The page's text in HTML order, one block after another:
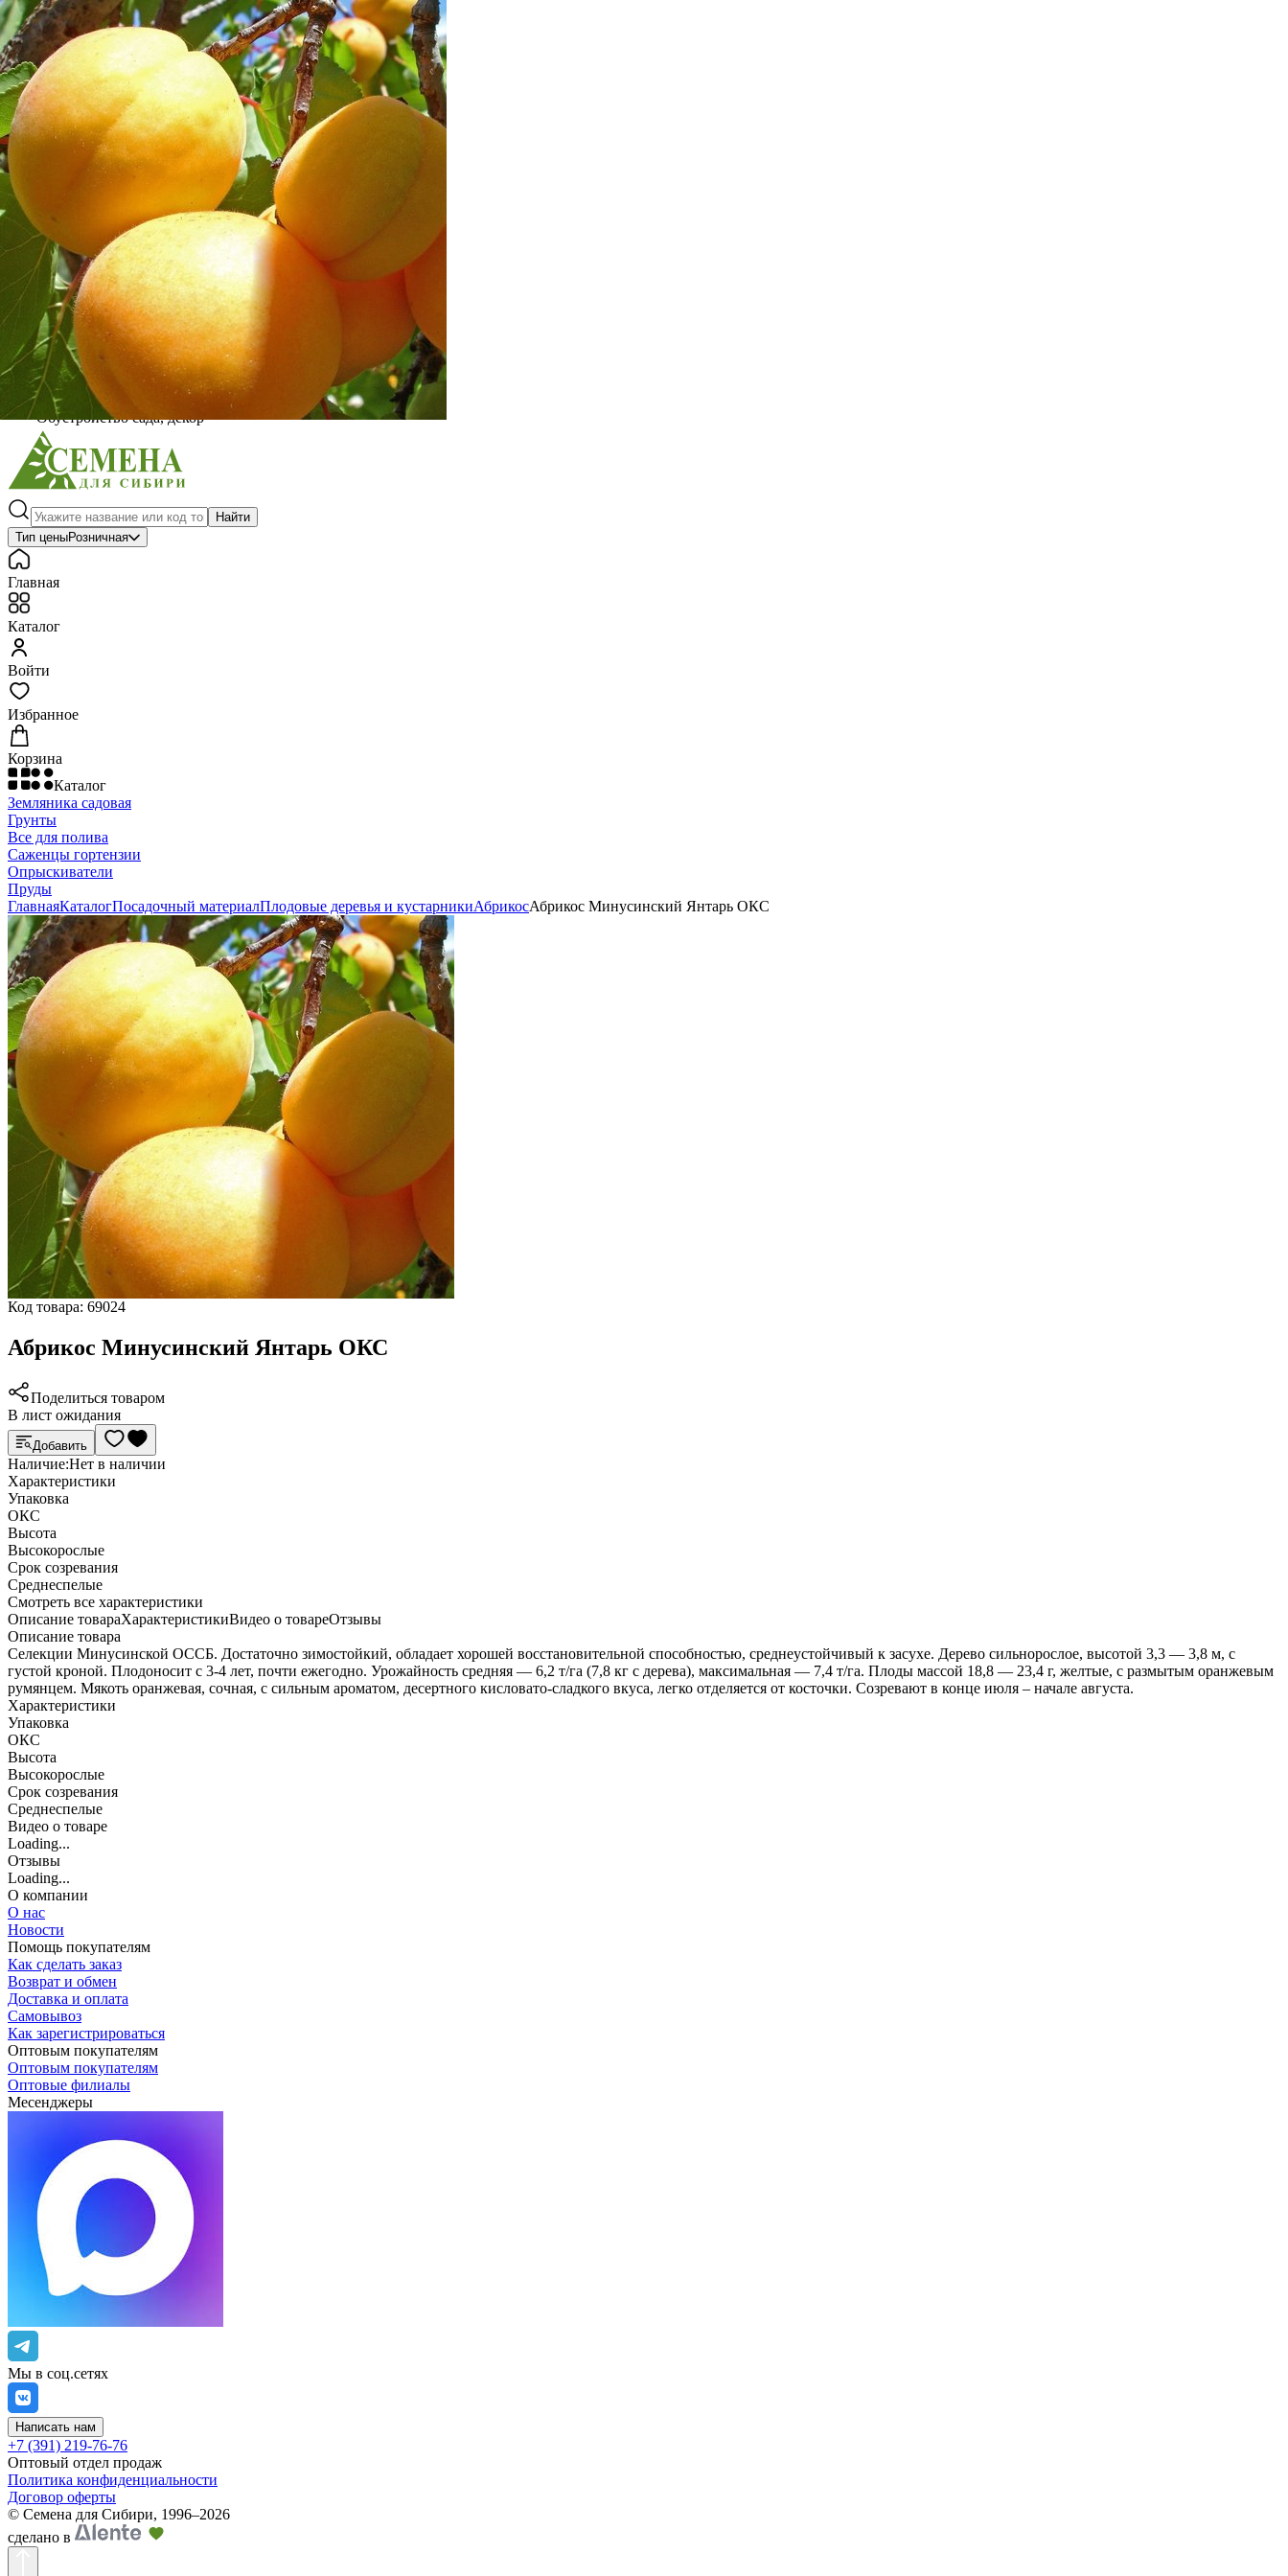
Выберите город
Обратный звонок Заказать обратный звонок
Каталог
Газонные травы, сидераты
Горшки, рассадники, аксессуары
Посадочный материал
Садовый инструмент, инвентарь
Консервирование
Средства защиты, удобрения, добавки, химия
Обустройство сада, декор
Найти
Тип ценыРозничная
Главная
Каталог
Войти
Избранное
Корзина
Каталог
Земляника садовая
Грунты
Все для полива
Саженцы гортензии
Опрыскиватели
Пруды
ГлавнаяКаталогПосадочный материалПлодовые деревья и кустарникиАбрикосАбрикос Минусинский Янтарь ОКС
Код товара: 69024
Абрикос Минусинский Янтарь ОКС
Поделиться товаром
В лист ожидания
Добавить
Наличие:Нет в наличии
Характеристики
Упаковка
ОКС
Высота
Высокорослые
Срок созревания
Среднеспелые
Cмотреть все характеристики
Описание товараХарактеристикиВидео о товареОтзывы
Описание товара
Селекции Минусинской ОССБ. Достаточно зимостойкий, обладает хорошей восстановительной способностью, среднеустойчивый к засухе. Дерево сильнорослое, высотой 3,3 — 3,8 м, с
густой кроной. Плодоносит с 3-4 лет, почти ежегодно. Урожайность средняя — 6,2 т/га (7,8 кг с дерева), максимальная — 7,4 т/га. Плоды массой 18,8 — 23,4 г, желтые, с размытым оранжевым
румянцем. Мякоть оранжевая, сочная, с сильным ароматом, десертного кисловато-сладкого вкуса, легко отделяется от косточки. Созревают в конце июля – начале августа.
Характеристики
Упаковка
ОКС
Высота
Высокорослые
Срок созревания
Среднеспелые
Видео о товаре
Loading...
Отзывы
Loading...
О компании
О нас
Новости
Помощь покупателям
Как сделать заказ
Возврат и обмен
Доставка и оплата
Самовывоз
Как зарегистрироваться
Оптовым покупателям
Оптовым покупателям
Оптовые филиалы
Месенджеры
Мы в соц.сетях
Написать нам
+7 (391) 219-76-76
Оптовый отдел продаж
Политика конфиденциальности
Договор оферты
© Семена для Сибири, 1996–2026
сделано в